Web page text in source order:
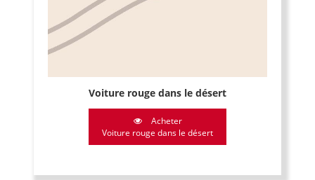
Voiture rouge dans le désert
Acheter
Voiture rouge dans le désert